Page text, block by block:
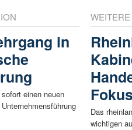
in
einen neuen
Das
wichtigen